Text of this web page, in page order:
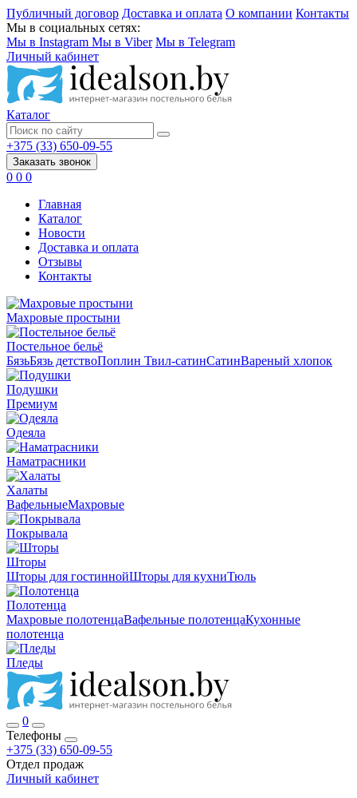
Публичный договор Доставка и оплата О компании Контакты
Мы в социальных сетях:
Мы в Instagram Мы в Viber Мы в Telegram
Личный кабинет
Каталог
+375 (33) 650-09-55
Заказать звонок
0 0 0
Главная
Каталог
Новости
Доставка и оплата
Отзывы
Контакты
Махровые простыни
Постельное бельё
БязьБязь детствоПоплин Твил-сатинСатинВареный хлопок
Подушки
Премиум
Одеяла
Наматрасники
Халаты
ВафельныеМахровые
Покрывала
Шторы
Шторы для гостиннойШторы для кухниТюль
Полотенца
Махровые полотенцаВафельные полотенцаКухонные
полотенца
Пледы
0
Телефоны
+375 (33) 650-09-55
Отдел продаж
Личный кабинет